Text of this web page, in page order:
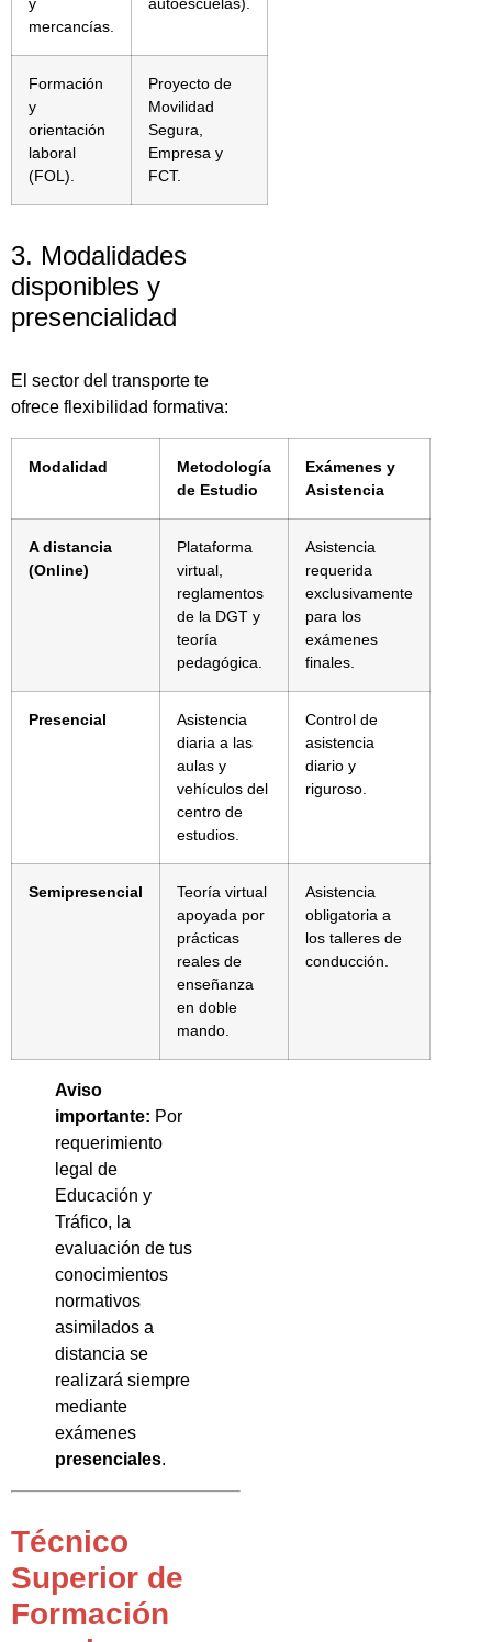
mercancías.
Formación
y
orientación
laboral
(FOL).
Proyecto de
Movilidad
Segura,
Empresa y
FCT.
3. Modalidades
disponibles y
presencialidad
El sector del transporte te
ofrece flexibilidad formativa:
Modalidad
Metodología
de Estudio
Exámenes y
Asistencia
A distancia
(Online)
Plataforma
virtual,
reglamentos
de la DGT y
teoría
pedagógica.
Asistencia
requerida
exclusivamente
para los
exámenes
finales.
Presencial
Asistencia
diaria a las
aulas y
vehículos del
centro de
estudios.
Control de
asistencia
diario y
riguroso.
Semipresencial
Teoría virtual
apoyada por
prácticas
reales de
enseñanza
en doble
mando.
Asistencia
obligatoria a
los talleres de
conducción.
Aviso
importante: Por
requerimiento
legal de
Educación y
Tráfico, la
evaluación de tus
conocimientos
normativos
asimilados a
distancia se
realizará siempre
mediante
exámenes
presenciales.
Técnico
Superior de
Formación